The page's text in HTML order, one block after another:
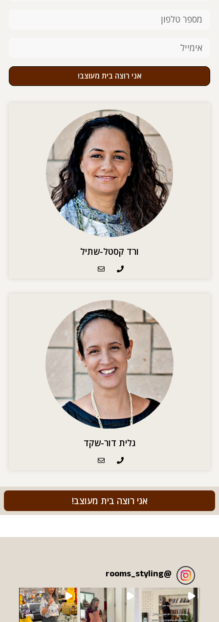
אני רוצה בית מעוצב!
ורד קסטל-שתיל
גלית דור-שקד
אני רוצה בית מעוצב!
@
rooms_styling